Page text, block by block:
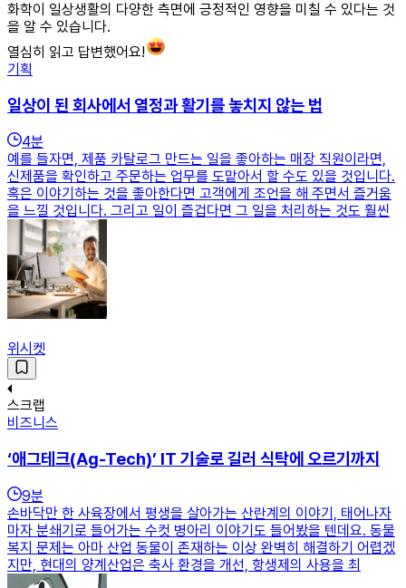
화학이 일상생활의 다양한 측면에 긍정적인 영향을 미칠 수 있다는 것
을 알 수 있습니다.
열심히 읽고 답변했어요!
기획
일상이 된 회사에서 열정과 활기를 놓치지 않는 법
4분
예를 들자면, 제품 카탈로그 만드는 일을 좋아하는 매장 직원이라면,
신제품을 확인하고 주문하는 업무를 도맡아서 할 수도 있을 것입니다.
혹은 이야기하는 것을 좋아한다면 고객에게 조언을 해 주면서 즐거움
을 느낄 것입니다. 그리고 일이 즐겁다면 그 일을 처리하는 것도 훨씬
위시켓
스크랩
비즈니스
‘애그테크(Ag-Tech)’ IT 기술로 길러 식탁에 오르기까지
9분
손바닥만 한 사육장에서 평생을 살아가는 산란계의 이야기, 태어나자
마자 분쇄기로 들어가는 수컷 병아리 이야기도 들어봤을 텐데요. 동물
복지 문제는 아마 산업 동물이 존재하는 이상 완벽히 해결하기 어렵겠
지만, 현대의 양계산업은 축사 환경을 개선, 항생제의 사용을 최